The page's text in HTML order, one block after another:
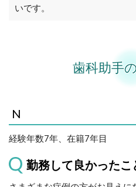
いです。
歯科助手
N
経験年数7年、在籍7年目
勤務して良かったこ